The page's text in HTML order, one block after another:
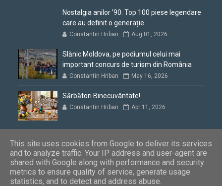
Nostalgia anilor '90: Top 100 piese legendare
care au definit o generație
Constantin Hriban Aug 01, 2026
Slănic Moldova, pe podiumul celui mai
important concurs de turism din România
Constantin Hriban May 16, 2026
Sărbători Binecuvântate!
Constantin Hriban Apr 11, 2026
Blogul lui Constantin Copyright © 2012 - 2026. Toate drepturile
rezervate
This site uses cookies from Google to deliver its services
and to analyze traffic. Your IP address and user-agent are
shared with Google along with performance and security
metrics to ensure quality of service, generate usage
statistics, and to detect and address abuse.